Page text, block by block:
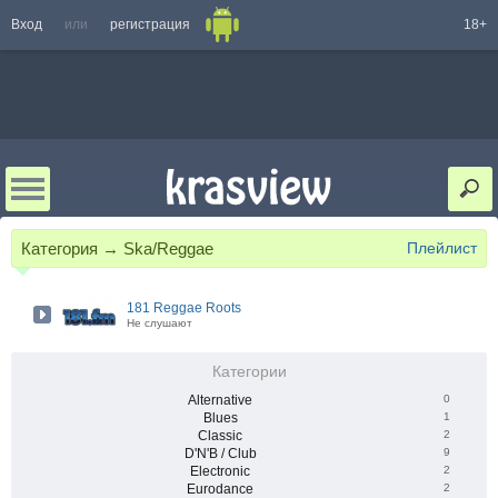
Вход или регистрация 18+
Категория → Ska/Reggae Плейлист
181 Reggae Roots
Не слушают
Категории
Alternative 0
Blues 1
Classic 2
D'N'B / Club 9
Electronic 2
Eurodance 2